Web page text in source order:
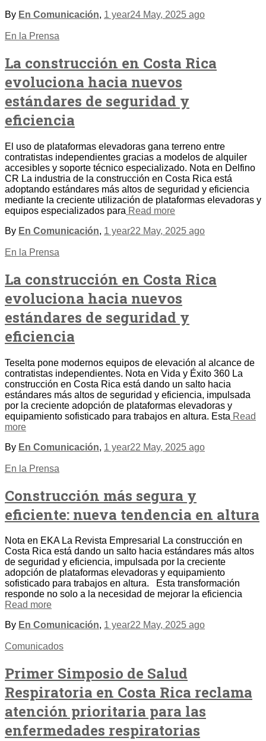
By En Comunicación, 1 year24 May, 2025 ago
En la Prensa
La construcción en Costa Rica
evoluciona hacia nuevos
estándares de seguridad y
eficiencia
El uso de plataformas elevadoras gana terreno entre
contratistas independientes gracias a modelos de alquiler
accesibles y soporte técnico especializado. Nota en Delfino
CR La industria de la construcción en Costa Rica está
adoptando estándares más altos de seguridad y eficiencia
mediante la creciente utilización de plataformas elevadoras y
equipos especializados para Read more
By En Comunicación, 1 year22 May, 2025 ago
En la Prensa
La construcción en Costa Rica
evoluciona hacia nuevos
estándares de seguridad y
eficiencia
Teselta pone modernos equipos de elevación al alcance de
contratistas independientes. Nota en Vida y Éxito 360 La
construcción en Costa Rica está dando un salto hacia
estándares más altos de seguridad y eficiencia, impulsada
por la creciente adopción de plataformas elevadoras y
equipamiento sofisticado para trabajos en altura. Esta Read
more
By En Comunicación, 1 year22 May, 2025 ago
En la Prensa
Construcción más segura y
eficiente: nueva tendencia en altura
Nota en EKA La Revista Empresarial La construcción en
Costa Rica está dando un salto hacia estándares más altos
de seguridad y eficiencia, impulsada por la creciente
adopción de plataformas elevadoras y equipamiento
sofisticado para trabajos en altura. Esta transformación
responde no solo a la necesidad de mejorar la eficiencia
Read more
By En Comunicación, 1 year22 May, 2025 ago
Comunicados
Primer Simposio de Salud
Respiratoria en Costa Rica reclama
atención prioritaria para las
enfermedades respiratorias